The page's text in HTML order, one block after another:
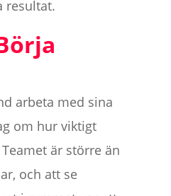
resultat.
arbeta med sina
om hur viktigt
är större än
och att se